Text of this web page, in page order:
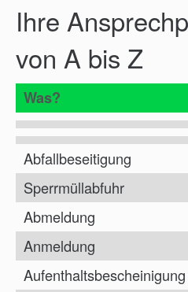
Ihre
von A bis Z
Was?
Abfallbeseitigung
Sperrmüllabfuhr
Abmeldung
Anmeldung
Aufenthaltsbescheinigung